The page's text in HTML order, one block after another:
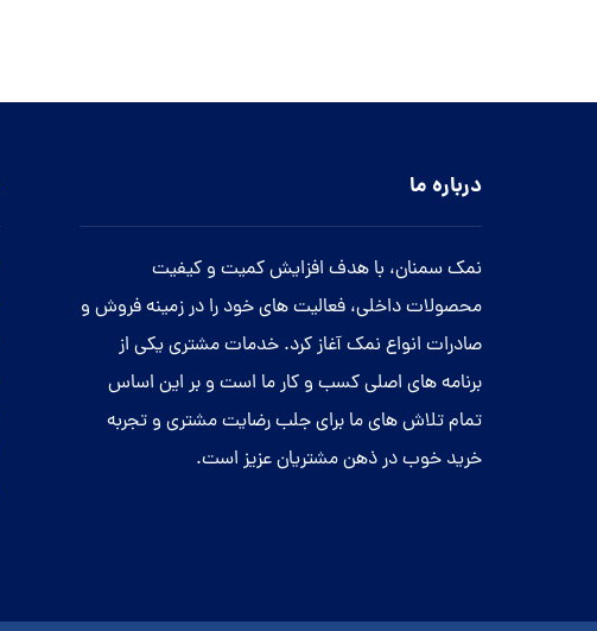
درباره ما
نمک سمنان، با هدف افزایش کمیت و کیفیت
محصولات داخلی، فعالیت های خود را در زمینه فروش و
صادرات انواع نمک آغاز کرد. خدمات مشتری یکی از
برنامه های اصلی کسب و کار ما است و بر این اساس
تمام تلاش های ما برای جلب رضایت مشتری و تجربه
خرید خوب در ذهن مشتریان عزیز است.